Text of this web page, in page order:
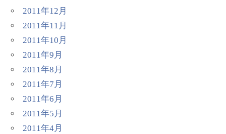
2011年12月
2011年11月
2011年10月
2011年9月
2011年8月
2011年7月
2011年6月
2011年5月
2011年4月